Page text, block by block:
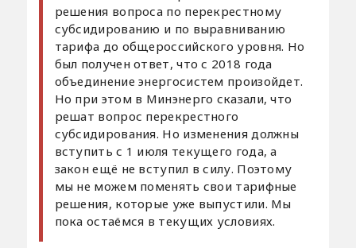
решения вопроса по перекрестному
субсидированию и по выравниванию
тарифа до общероссийского уровня. Но
был получен ответ, что с 2018 года
объединение энергосистем произойдет.
Но при этом в Минэнерго сказали, что
решат вопрос перекрестного
субсидирования. Но изменения должны
вступить с 1 июля текущего года, а
закон ещё не вступил в силу. Поэтому
мы не можем поменять свои тарифные
решения, которые уже выпустили. Мы
пока остаёмся в текущих условиях.